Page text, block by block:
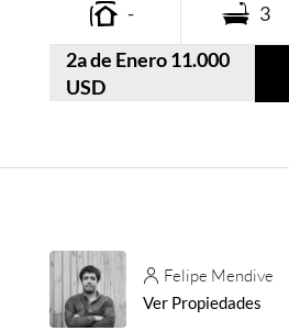
- 3
2a de Enero 11.000
USD
Felipe Mendive
Ver Propiedades